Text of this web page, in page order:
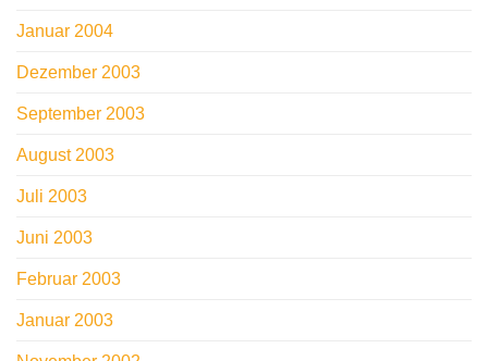
Januar 2004
Dezember 2003
September 2003
August 2003
Juli 2003
Juni 2003
Februar 2003
Januar 2003